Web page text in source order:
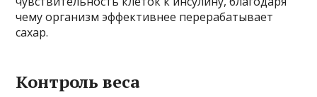
чему организм эффективнее перерабатывает
сахар.
Контроль веса